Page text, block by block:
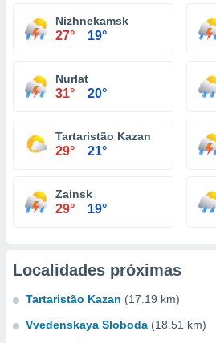
Nizhnekamsk
27° 19°
Nurlat
31° 20°
Tartaristão Kazan
29° 21°
Zainsk
29° 19°
Localidades próximas
Tartaristão Kazan (17.19 km)
Vvedenskaya Sloboda (18.51 km)